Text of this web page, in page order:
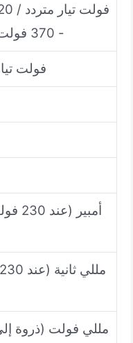
- 370 فولت تيار مستمر
24 فولت